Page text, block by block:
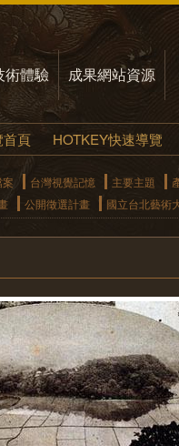
術體驗 成果網站資源
首頁 HOTKEY快速導覽
台灣視覺記憶 主要主題
公開徵選計畫 國立台北藝術